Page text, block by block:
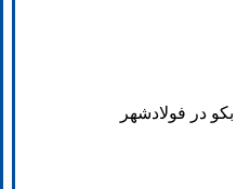
در فولادشهر